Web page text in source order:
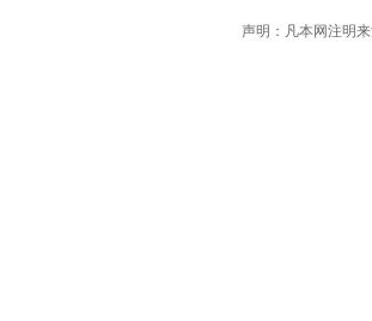
声明：凡本网注明